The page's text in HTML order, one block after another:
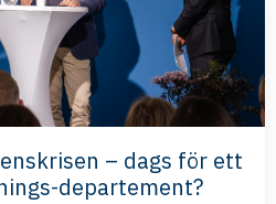
– dags för ett
departement?